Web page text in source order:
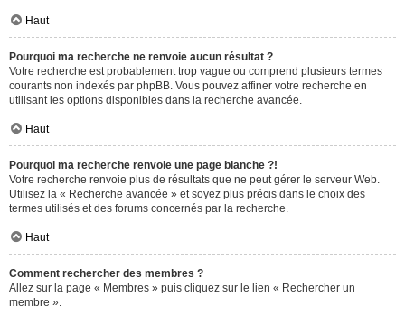
Haut
Pourquoi ma recherche ne renvoie aucun résultat ?
Votre recherche est probablement trop vague ou comprend plusieurs termes
courants non indexés par phpBB. Vous pouvez affiner votre recherche en
utilisant les options disponibles dans la recherche avancée.
Haut
Pourquoi ma recherche renvoie une page blanche ?!
Votre recherche renvoie plus de résultats que ne peut gérer le serveur Web.
Utilisez la « Recherche avancée » et soyez plus précis dans le choix des
termes utilisés et des forums concernés par la recherche.
Haut
Comment rechercher des membres ?
Allez sur la page « Membres » puis cliquez sur le lien « Rechercher un
membre ».